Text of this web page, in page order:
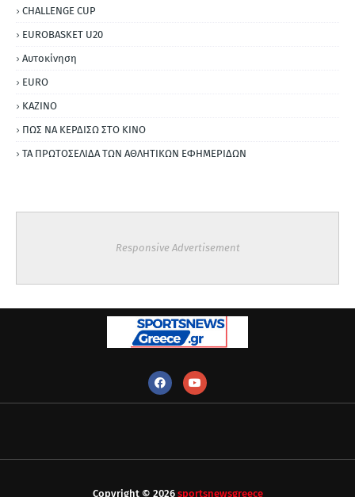
CHALLENGE CUP
EUROBASKET U20
Αυτοκίνηση
ΕURO
ΚΑΖΙΝΟ
ΠΩΣ ΝΑ ΚΕΡΔΙΣΩ ΣΤΟ ΚΙΝΟ
ΤΑ ΠΡΩΤΟΣΕΛΙΔΑ ΤΩΝ ΑΘΛΗΤΙΚΩΝ ΕΦΗΜΕΡΙΔΩΝ
Responsive Advertisement
Copyright © 2026 sportsnewsgreece